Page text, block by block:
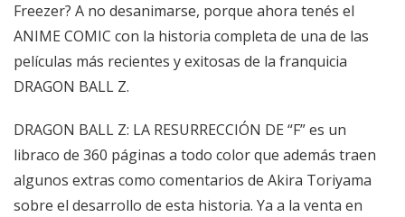
Freezer? A no desanimarse, porque ahora tenés el
ANIME COMIC con la historia completa de una de las
películas más recientes y exitosas de la franquicia
DRAGON BALL Z.
DRAGON BALL Z: LA RESURRECCIÓN DE “F” es un
libraco de 360 páginas a todo color que además traen
algunos extras como comentarios de Akira Toriyama
sobre el desarrollo de esta historia. Ya a la venta en